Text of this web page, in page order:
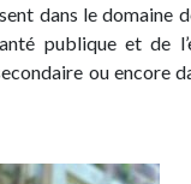
dans le
publique et de
ou encore